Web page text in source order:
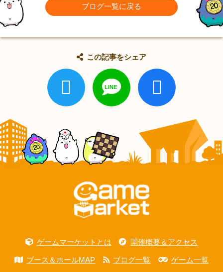
ブログ一覧に戻る
この記事をシェア
ゲームマーケットとは 開催概要＆アクセス
ブース＆ホールMAP ブログ一覧 ゲーム一覧